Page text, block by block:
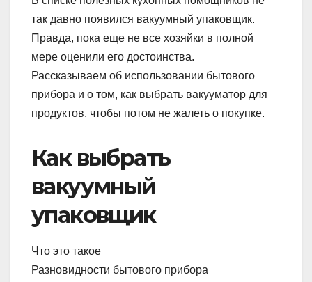
так давно появился вакуумный упаковщик.
Правда, пока еще не все хозяйки в полной
мере оценили его достоинства.
Рассказываем об использовании бытового
прибора и о том, как выбрать вакууматор для
продуктов, чтобы потом не жалеть о покупке.
Как выбрать
вакуумный
упаковщик
Что это такое
Разновидности бытового прибора